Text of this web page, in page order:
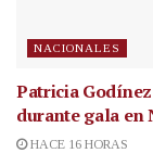
NACIONALES
Patricia
durante gala en
HACE 16 HORAS